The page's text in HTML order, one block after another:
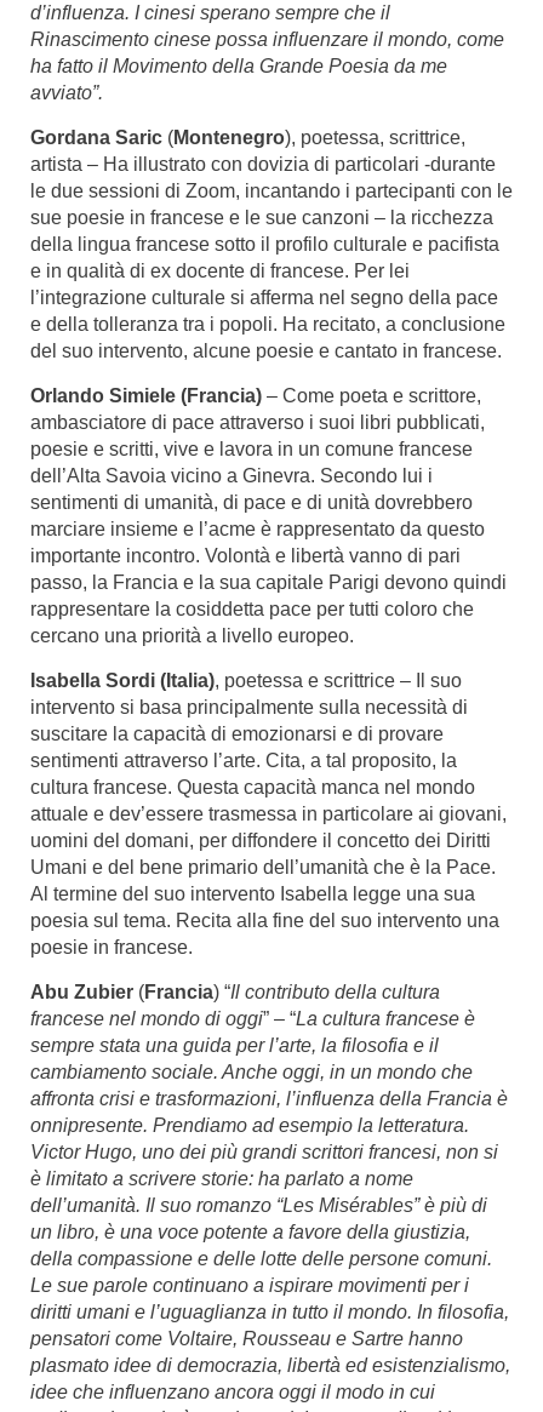
d’influenza. I cinesi sperano sempre che il
Rinascimento cinese possa influenzare il mondo, come
ha fatto il Movimento della Grande Poesia da me
avviato”.
Gordana Saric (Montenegro), poetessa, scrittrice,
artista – Ha illustrato con dovizia di particolari -durante
le due sessioni di Zoom, incantando i partecipanti con le
sue poesie in francese e le sue canzoni – la ricchezza
della lingua francese sotto il profilo culturale e pacifista
e in qualità di ex docente di francese. Per lei
l’integrazione culturale si afferma nel segno della pace
e della tolleranza tra i popoli. Ha recitato, a conclusione
del suo intervento, alcune poesie e cantato in francese.
Orlando Simiele (Francia) – Come poeta e scrittore,
ambasciatore di pace attraverso i suoi libri pubblicati,
poesie e scritti, vive e lavora in un comune francese
dell’Alta Savoia vicino a Ginevra. Secondo lui i
sentimenti di umanità, di pace e di unità dovrebbero
marciare insieme e l’acme è rappresentato da questo
importante incontro. Volontà e libertà vanno di pari
passo, la Francia e la sua capitale Parigi devono quindi
rappresentare la cosiddetta pace per tutti coloro che
cercano una priorità a livello europeo.
Isabella Sordi (Italia), poetessa e scrittrice – Il suo
intervento si basa principalmente sulla necessità di
suscitare la capacità di emozionarsi e di provare
sentimenti attraverso l’arte. Cita, a tal proposito, la
cultura francese. Questa capacità manca nel mondo
attuale e dev’essere trasmessa in particolare ai giovani,
uomini del domani, per diffondere il concetto dei Diritti
Umani e del bene primario dell’umanità che è la Pace.
Al termine del suo intervento Isabella legge una sua
poesia sul tema. Recita alla fine del suo intervento una
poesie in francese.
Abu Zubier (Francia) “Il contributo della cultura
francese nel mondo di oggi” – “La cultura francese è
sempre stata una guida per l’arte, la filosofia e il
cambiamento sociale. Anche oggi, in un mondo che
affronta crisi e trasformazioni, l’influenza della Francia è
onnipresente. Prendiamo ad esempio la letteratura.
Victor Hugo, uno dei più grandi scrittori francesi, non si
è limitato a scrivere storie: ha parlato a nome
dell’umanità. Il suo romanzo “Les Misérables” è più di
un libro, è una voce potente a favore della giustizia,
della compassione e delle lotte delle persone comuni.
Le sue parole continuano a ispirare movimenti per i
diritti umani e l’uguaglianza in tutto il mondo. In filosofia,
pensatori come Voltaire, Rousseau e Sartre hanno
plasmato idee di democrazia, libertà ed esistenzialismo,
idee che influenzano ancora oggi il modo in cui